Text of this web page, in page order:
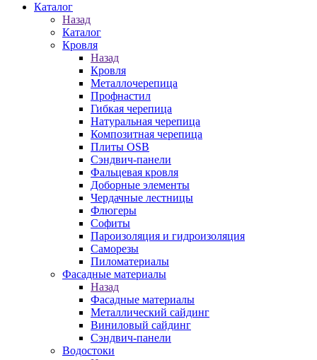
Каталог
Назад
Каталог
Кровля
Назад
Кровля
Металлочерепица
Профнастил
Гибкая черепица
Натуральная черепица
Композитная черепица
Плиты OSB
Сэндвич-панели
Фальцевая кровля
Доборные элементы
Чердачные лестницы
Флюгеры
Софиты
Пароизоляция и гидроизоляция
Саморезы
Пиломатериалы
Фасадные материалы
Назад
Фасадные материалы
Металлический сайдинг
Виниловый сайдинг
Сэндвич-панели
Водостоки